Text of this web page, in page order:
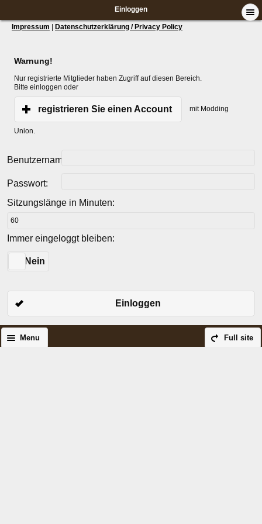
Einloggen
Impressum Datenschutzerklärung / Privacy Policy
Warnung!
Nur registrierte Mitglieder haben Zugriff auf diesen Bereich.
Bitte einloggen oder
registrieren Sie einen Account mit Modding
Union.
Benutzername:
Passwort:
Sitzungslänge in Minuten:
Immer eingeloggt bleiben:
Nein
Einloggen
Full site
Menu